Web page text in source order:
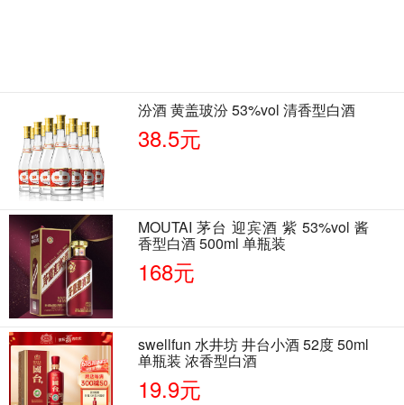
汾酒 黄盖玻汾 53%vol 清香型白酒
38.5元
MOUTAI 茅台 迎宾酒 紫 53%vol 酱
香型白酒 500ml 单瓶装
168元
swellfun 水井坊 井台小酒 52度 50ml
单瓶装 浓香型白酒
19.9元